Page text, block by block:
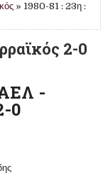
» 1980-81 : 23η :
2-0
-
0